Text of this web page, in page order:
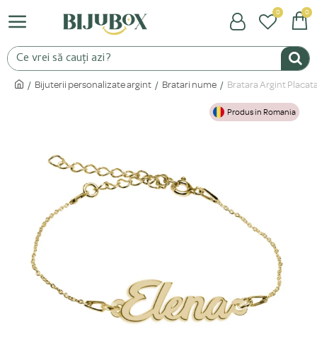
0 0
Bijuterii personalizate argint Bratari nume Bratara Argint
Produs in Romania